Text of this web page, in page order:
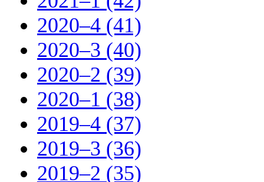
2020–4 (41)
2020–3 (40)
2020–2 (39)
2020–1 (38)
2019–4 (37)
2019–3 (36)
2019–2 (35)